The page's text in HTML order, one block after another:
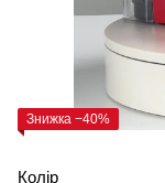
Знижка −40%
Колір